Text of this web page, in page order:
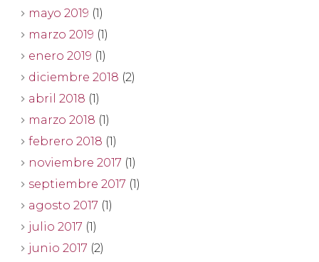
mayo 2019 (1)
marzo 2019 (1)
enero 2019 (1)
diciembre 2018 (2)
abril 2018 (1)
marzo 2018 (1)
febrero 2018 (1)
noviembre 2017 (1)
septiembre 2017 (1)
agosto 2017 (1)
julio 2017 (1)
junio 2017 (2)